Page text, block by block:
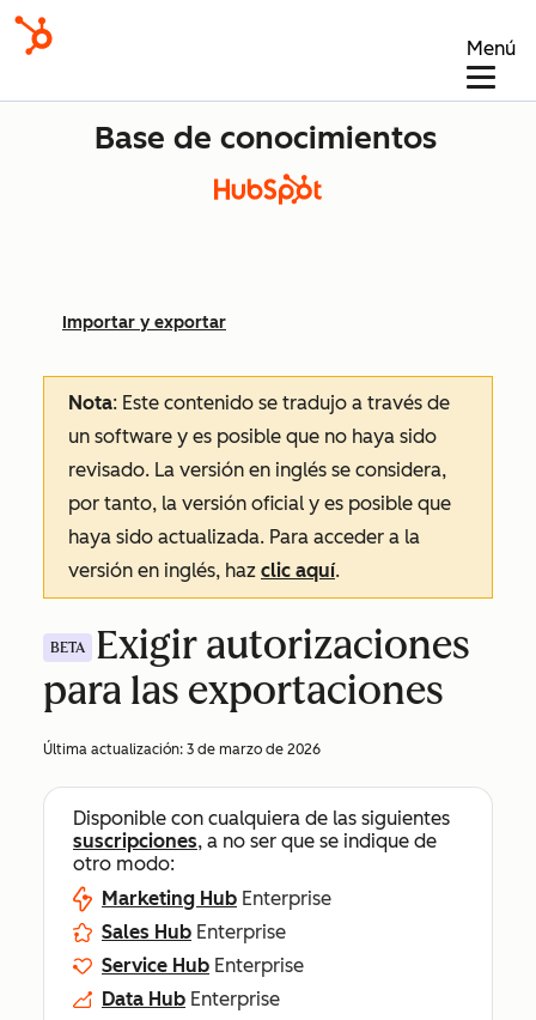
Menú
Base de conocimientos
Importar y exportar
Nota: Este contenido se tradujo a través de
un software y es posible que no haya sido
revisado. La versión en inglés se considera,
por tanto, la versión oficial y es posible que
haya sido actualizada. Para acceder a la
versión en inglés, haz clic aquí.
BETA
Exigir autorizaciones
para las exportaciones
Última actualización: 3 de marzo de 2026
Disponible con cualquiera de las siguientes
suscripciones, a no ser que se indique de
otro modo:
Marketing Hub Enterprise
Sales Hub Enterprise
Service Hub Enterprise
Data Hub Enterprise